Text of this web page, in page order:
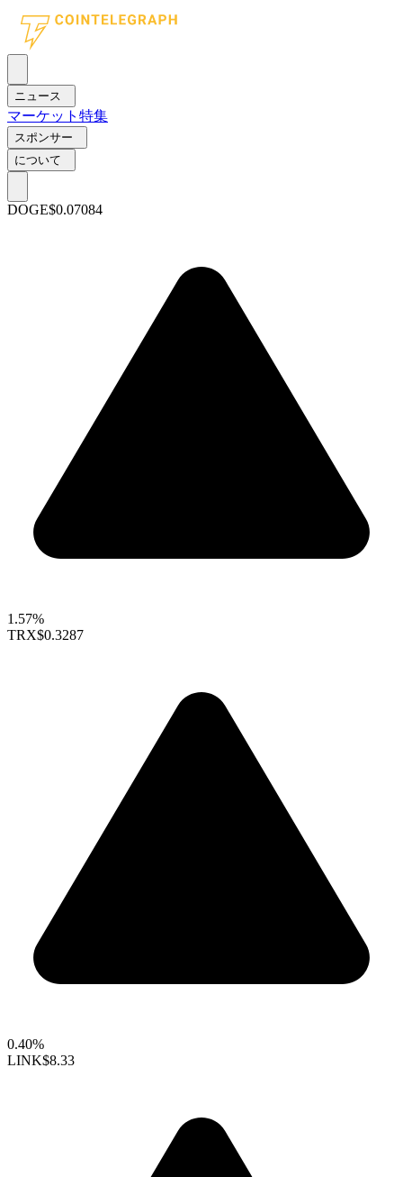
ニュース
マーケット 特集
スポンサー
について
DOGE$0.07084
1.57%
TRX$0.3287
0.40%
LINK$8.33